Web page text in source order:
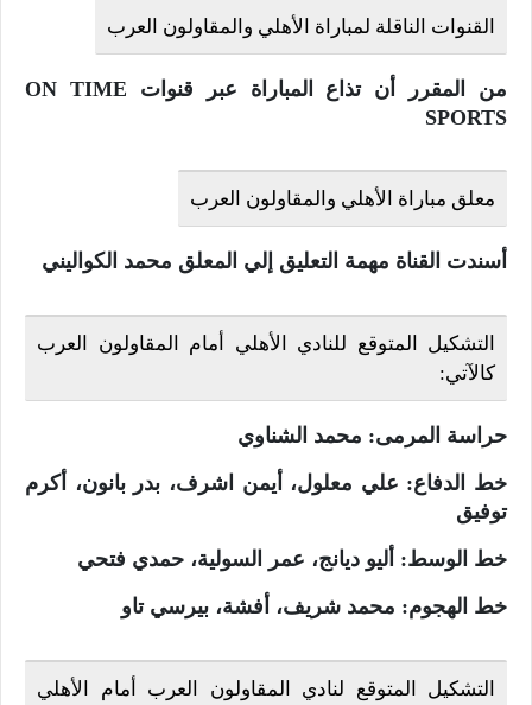
القنوات الناقلة لمباراة الأهلي والمقاولون العرب
من المقرر أن تذاع المباراة عبر قنوات ON TIME
SPORTS
معلق مباراة الأهلي والمقاولون العرب
أسندت القناة مهمة التعليق إلي المعلق محمد الكواليني
التشكيل المتوقع للنادي الأهلي أمام المقاولون العرب
كالآتي:
حراسة المرمى: محمد الشناوي
خط الدفاع: علي معلول، أيمن اشرف، بدر بانون، أكرم
توفيق
خط الوسط: أليو ديانج، عمر السولية، حمدي فتحي
خط الهجوم: محمد شريف، أفشة، بيرسي تاو
التشكيل المتوقع لنادي المقاولون العرب أمام الأهلي